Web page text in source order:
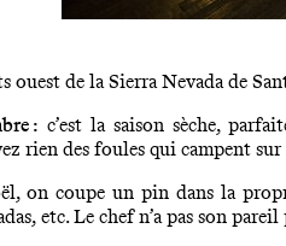
ouest de la Sierra Nevada de
: c’est la saison sèche,
rien des foules qui campent
on coupe un pin dans la
etc. Le chef n’a pas son